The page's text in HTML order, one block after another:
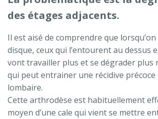
des étages adjacents.
Il est aisé de comprendre que
disque, ceux qui l’entourent au dessus
vont travailler plus et se dégrader plus
qui peut entrainer une récidive
lombaire.
Cette arthrodèse est habituellement
moyen d’une cale qui vient se mettre